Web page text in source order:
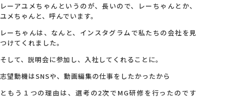
スタッフ紹介
最新ブログ
会社概要
レーアユメちゃんというのが、長いので、レーちゃんとか、
ユメちゃんと、呼んでいます。
レーちゃんは、なんと、インスタグラムで私たちの会社を見
つけてくれました。
そして、説明会に参加し、入社してくれることに。
志望動機はSNSや、動画編集の仕事をしたかったから
ともう１つの理由は、選考の2次でMG研修を行ったのです